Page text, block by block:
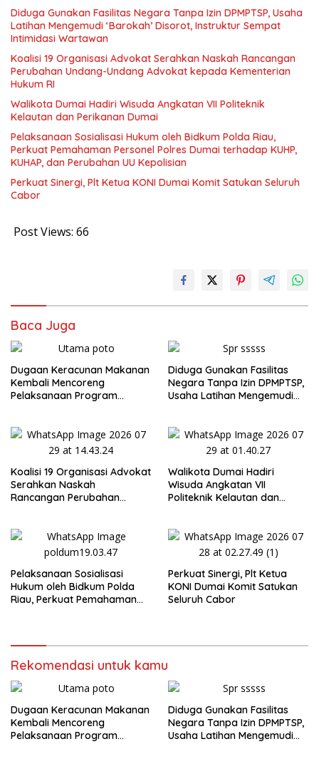
Diduga Gunakan Fasilitas Negara Tanpa Izin DPMPTSP, Usaha
Latihan Mengemudi ‘Barokah’ Disorot, Instruktur Sempat
Intimidasi Wartawan
Koalisi 19 Organisasi Advokat Serahkan Naskah Rancangan
Perubahan Undang-Undang Advokat kepada Kementerian
Hukum RI
Walikota Dumai Hadiri Wisuda Angkatan VII Politeknik
Kelautan dan Perikanan Dumai
Pelaksanaan Sosialisasi Hukum oleh Bidkum Polda Riau,
Perkuat Pemahaman Personel Polres Dumai terhadap KUHP,
KUHAP, dan Perubahan UU Kepolisian
Perkuat Sinergi, Plt Ketua KONI Dumai Komit Satukan Seluruh
Cabor
Post Views: 66
Baca Juga
Dugaan Keracunan Makanan
Kembali Mencoreng
Pelaksanaan Program
Bersama Kota Dumai
Diduga Gunakan Fasilitas
Negara Tanpa Izin DPMPTSP,
Usaha Latihan Mengemudi
Koalisi 19 Organisasi Advokat
Serahkan Naskah
Rancangan Perubahan
RI
Walikota Dumai Hadiri
Wisuda Angkatan VII
Politeknik Kelautan dan
Pelaksanaan Sosialisasi
Hukum oleh Bidkum Polda
Riau, Perkuat Pemahaman
Perkuat Sinergi, Plt Ketua
KONI Dumai Komit Satukan
Seluruh Cabor
Rekomendasi untuk kamu
Dugaan Keracunan Makanan
Kembali Mencoreng
Pelaksanaan Program
Diduga Gunakan Fasilitas
Negara Tanpa Izin DPMPTSP,
Usaha Latihan Mengemudi